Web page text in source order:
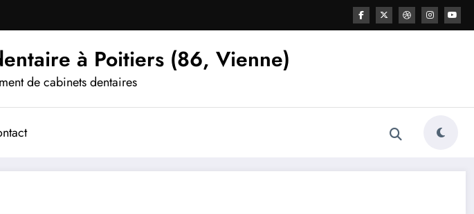
à Poitiers (86, Vienne)
de cabinets dentaires